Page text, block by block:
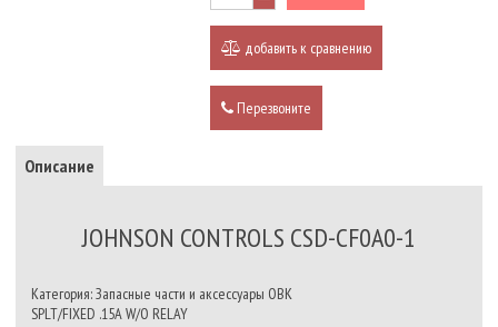
добавить к сравнению
Перезвоните
Описание
JOHNSON CONTROLS CSD-CF0A0-1
Категория: Запасные части и аксессуары ОВК
SPLT/FIXED .15A W/O RELAY